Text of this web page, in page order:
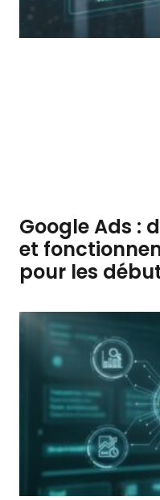
Google Ads :
et
pour les